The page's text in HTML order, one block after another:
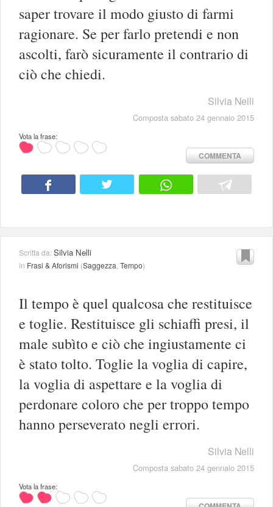
saper trovare il modo giusto di farmi
ragionare. Se per farlo pretendi e non
ascolti, farò sicuramente il contrario di
ciò che chiedi.
Silvia Nelli
Composta sabato 24 gennaio 2015
Vota la frase:
COMMENTA
Scritta da:Silvia Nelli
in Frasi & Aforismi (Saggezza Tempo)
Il tempo è quel qualcosa che restituisce
e toglie. Restituisce gli schiaffi presi, il
male subìto e ciò che ingiustamente ci
è stato tolto. Toglie la voglia di capire,
la voglia di aspettare e la voglia di
perdonare coloro che per troppo tempo
hanno perseverato negli errori.
Silvia Nelli
Composta sabato 24 gennaio 2015
Vota la frase: